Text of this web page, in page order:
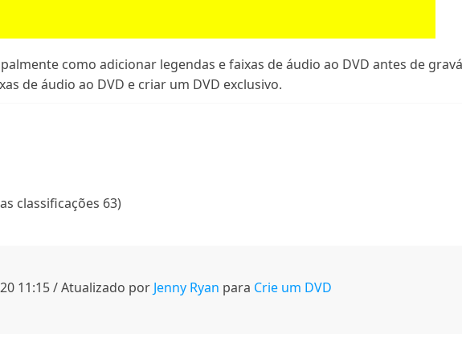
como adicionar legendas e faixas de áudio ao DVD antes de
de áudio ao DVD e criar um DVD exclusivo.
classificações 63)
11:15 / Atualizado por Jenny Ryan para Crie um DVD